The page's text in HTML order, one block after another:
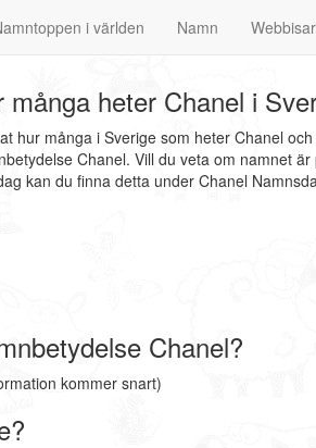
i världen Namn Webbisar
heter Chanel i
hur många i Sverige som heter Chanel
Chanel. Vill du veta om namnet
kan du finna detta under Chanel
Chanel?
kommer snart)